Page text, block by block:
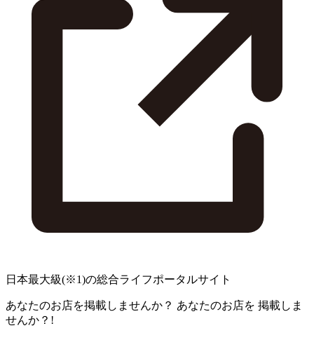
日本最大級(※1)の総合ライフポータルサイト
あなたのお店を掲載しませんか？ あなたのお店を 掲載しま
せんか？!